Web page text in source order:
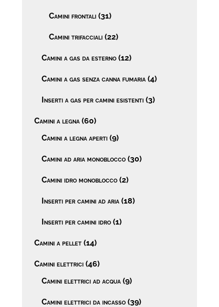
Camini frontali (31)
Camini trifacciali (22)
Camini a gas da esterno (12)
Camini a gas senza canna fumaria (4)
Inserti a gas per camini esistenti (3)
Camini a legna (60)
Camini a legna aperti (9)
Camini ad aria monoblocco (30)
Camini idro monoblocco (2)
Inserti per camini ad aria (18)
Inserti per camini idro (1)
Camini a pellet (14)
Camini elettrici (46)
Camini elettrici ad acqua (9)
Camini elettrici da incasso (39)